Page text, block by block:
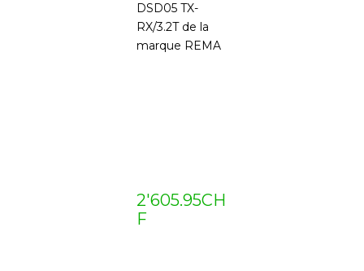
DSD05 TX-
RX/3.2T de la
marque REMA
2'605.95CH
F